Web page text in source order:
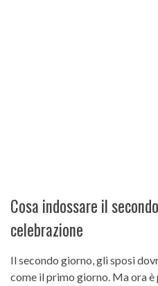
Cosa indossare il
celebrazione
Il secondo giorno, gli sposi
come il primo giorno. Ma ora è